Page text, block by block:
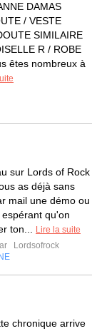
DAMAS
/ VESTE
SIMILAIRE
R / ROBE
êtes nombreux à
sur Lords of Rock
as déjà sans
mail une démo ou
qu'on
ton...
Lire la suite
Lordsofrock
chronique arrive